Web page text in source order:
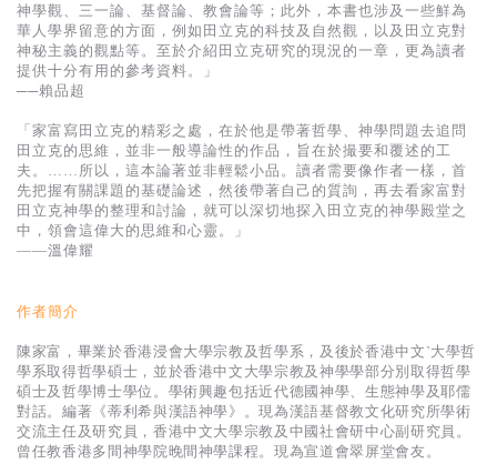
神學觀、三一論、基督論、教會論等；此外，本書也涉及一些鮮為
華人學界留意的方面，例如田立克的科技及自然觀，以及田立克對
神秘主義的觀點等。至於介紹田立克研究的現況的一章，更為讀者
提供十分有用的參考資料。」
──賴品超
「家富寫田立克的精彩之處，在於他是帶著哲學、神學問題去追問
田立克的思維，並非一般導論性的作品，旨在於撮要和覆述的工
夫。……所以，這本論著並非輕鬆小品。讀者需要像作者一樣，首
先把握有關課題的基礎論述，然後帶著自己的質詢，再去看家富對
田立克神學的整理和討論，就可以深切地探入田立克的神學殿堂之
中，領會這偉大的思維和心靈。」
——溫偉耀
作者簡介
陳家富，畢業於香港浸會大學宗教及哲學系，及後於香港中文`大學哲
學系取得哲學碩士，並於香港中文大學宗教及神學學部分別取得哲學
碩士及哲學博士學位。學術興趣包括近代德國神學、生態神學及耶儒
對話。編著《蒂利希與漢語神學》。現為漢語基督教文化研究所學術
交流主任及研究員，香港中文大學宗教及中國社會研中心副研究員。
曾任教香港多間神學院晚間神學課程。現為宣道會翠屏堂會友。